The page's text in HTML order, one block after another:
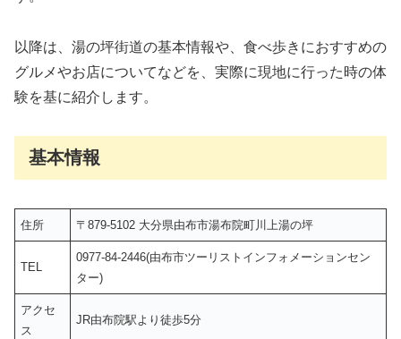
以降は、湯の坪街道の基本情報や、食べ歩きにおすすめの
グルメやお店についてなどを、実際に現地に行った時の体
験を基に紹介します。
基本情報
住所 〒879-5102 大分県由布市湯布院町川上湯の坪
TEL
0977-84-2446(由布市ツーリストインフォメーションセン
ター)
アクセ
ス
JR由布院駅より徒歩5分